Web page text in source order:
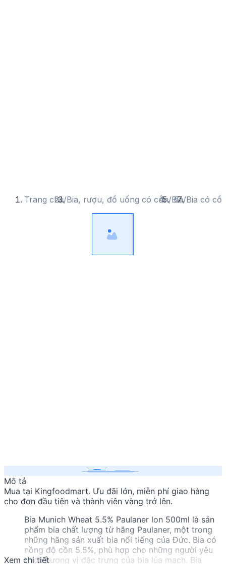
Trang chủ/Bia, rượu, đồ uống có cồn/Bia/Bia có
Mô tả
Mua tại Kingfoodmart. Ưu đãi lớn, miễn phí giao hàng
cho đơn đầu tiên và thành viên vàng trở lên.
Bia Munich Wheat 5.5% Paulaner lon 500ml là sản
phẩm bia chất lượng từ hãng Paulaner, một trong
những hãng sản xuất bia nổi tiếng của Đức. Bia có
nồng độ cồn 5.5%, phù hợp cho những người yêu
thích hương vị đặc trưng của bia lúa mạch. Bia
Xem chi tiết